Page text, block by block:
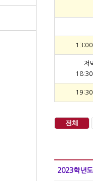
저
전체
2023학년